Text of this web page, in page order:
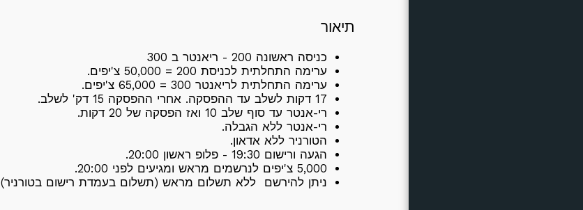
תיאור
כניסה ראשונה 200 - ריאנטר ב 300
ערימה התחלתית לכניסת 200 = 50,000 צ'יפים.
ערימה התחלתית לריאנטר 300 = 65,000 צ'יפים.
17 דקות לשלב עד ההפסקה. אחרי ההפסקה 15 דק' לשלב.
רי-אנטר עד סוף שלב 10 ואז הפסקה של 20 דקות.
רי-אנטר ללא הגבלה.
הטורניר ללא אדאון.
הגעה ורישום 19:30 - פלופ ראשון 20:00.
5,000 צ'יפים לנרשמים מראש ומגיעים לפני 20:00.
ניתן להירשם ללא תשלום מראש (תשלום בעמדת רישום בטורניר)